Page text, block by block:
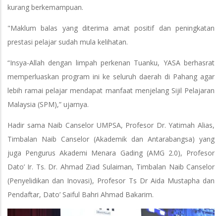
kurang berkemampuan.
"Maklum balas yang diterima amat positif dan peningkatan
prestasi pelajar sudah mula kelihatan.
“Insya-Allah dengan limpah perkenan Tuanku, YASA berhasrat
memperluaskan program ini ke seluruh daerah di Pahang agar
lebih ramai pelajar mendapat manfaat menjelang Sijil Pelajaran
Malaysia (SPM),” ujarnya.
Hadir sama Naib Canselor UMPSA, Profesor Dr. Yatimah Alias,
Timbalan Naib Canselor (Akademik dan Antarabangsa) yang
juga Pengurus Akademi Menara Gading (AMG 2.0), Profesor
Dato’ Ir. Ts. Dr. Ahmad Ziad Sulaiman, Timbalan Naib Canselor
(Penyelidikan dan Inovasi), Profesor Ts Dr Aida Mustapha dan
Pendaftar, Dato’ Saiful Bahri Ahmad Bakarim.